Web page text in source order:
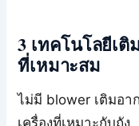
3 เทคโนโลยีเ
ที่เหมาะสม
ไม่มี blower เติมอา
เครื่องที่เหมาะกับถั